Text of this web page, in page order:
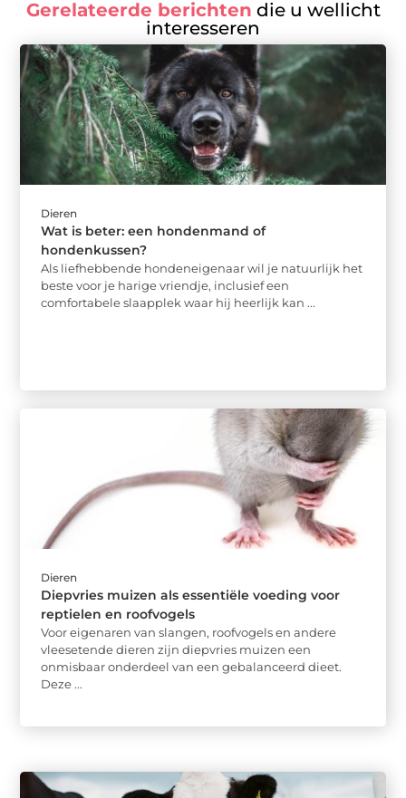
Gerelateerde berichten die u wellicht
interesseren
Dieren
Wat is beter: een hondenmand of
hondenkussen?
Als liefhebbende hondeneigenaar wil je natuurlijk het
beste voor je harige vriendje, inclusief een
comfortabele slaapplek waar hij heerlijk kan ...
Dieren
Diepvries muizen als essentiële voeding voor
reptielen en roofvogels
Voor eigenaren van slangen, roofvogels en andere
vleesetende dieren zijn diepvries muizen een
onmisbaar onderdeel van een gebalanceerd dieet.
Deze ...